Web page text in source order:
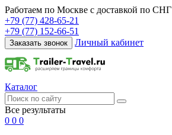
Работаем по Москве с доставкой по СНГ
+79 (77) 428-65-21
+79 (77) 152-66-51
Заказать звонок Личный кабинет
Каталог
Все результаты
0 0 0